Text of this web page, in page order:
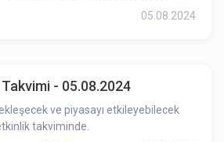
05.08.2024
- 05.08.2024
ve piyasayı etkileyebilecek
takviminde.